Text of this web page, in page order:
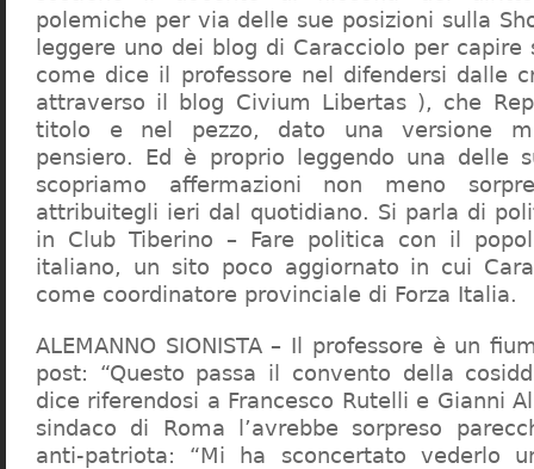
polemiche per via delle sue posizioni sulla
leggere uno dei blog di Caracciolo per
come dice il professore nel difendersi dalle
attraverso il blog Civium Libertas ), che
titolo e nel pezzo, dato una versione
pensiero. Ed è proprio leggendo una delle
scopriamo affermazioni non meno
attribuitegli ieri dal quotidiano. Si parla di
in Club Tiberino – Fare politica con il
italiano, un sito poco aggiornato in cui
come coordinatore provinciale di Forza Italia.
ALEMANNO SIONISTA – Il professore è un
post: “Questo passa il convento della
dice riferendosi a Francesco Rutelli e Gianni
sindaco di Roma l’avrebbe sorpreso
anti-patriota: “Mi ha sconcertato vederlo